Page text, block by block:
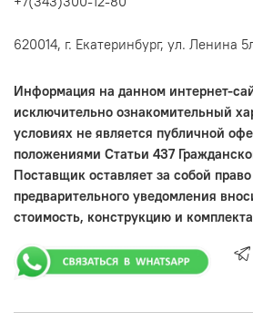
620014, г. Екатеринбург, ул. Ленина
Информация на данном интернет-
исключительно ознакомительный
условиях не является публичной
положениями Статьи 437
Поставщик оставляет за собой
предварительного уведомления
стоимость, конструкцию и